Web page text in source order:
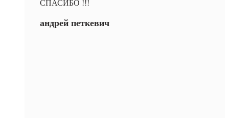
СПАСИБО !!!
андрей петкевич